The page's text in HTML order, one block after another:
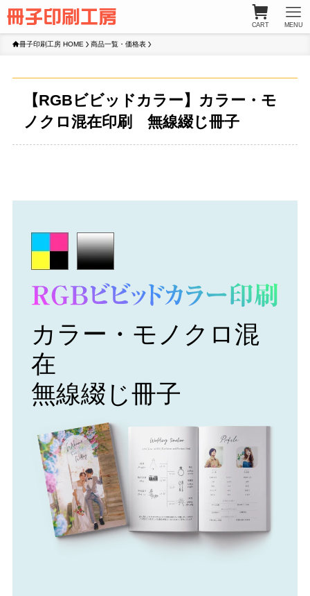
CART MENU
冊子印刷工房 HOME 商品一覧・価格表
【RGBビビッドカラー】カラー・モ
ノクロ混在印刷 無線綴じ冊子
カラー・モノクロ混
在
無線綴じ冊子